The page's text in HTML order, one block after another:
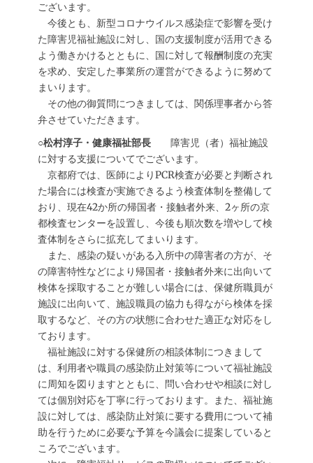
ございます。
今後とも、新型コロナウイルス感染症で影響を受け
た障害児福祉施設に対し、国の支援制度が活用できる
よう働きかけるとともに、国に対して報酬制度の充実
を求め、安定した事業所の運営ができるように努めて
まいります。
その他の御質問につきましては、関係理事者から答
弁させていただきます。
○松村淳子・健康福祉部長 障害児（者）福祉施設
に対する支援についてでございます。
京都府では、医師によりPCR検査が必要と判断され
た場合には検査が実施できるよう検査体制を整備して
おり、現在42か所の帰国者・接触者外来、2ヶ所の京
都検査センターを設置し、今後も順次数を増やして検
査体制をさらに拡充してまいります。
また、感染の疑いがある入所中の障害者の方が、そ
の障害特性などにより帰国者・接触者外来に出向いて
検体を採取することが難しい場合には、保健所職員が
施設に出向いて、施設職員の協力も得ながら検体を採
取するなど、その方の状態に合わせた適正な対応をし
ております。
福祉施設に対する保健所の相談体制につきまして
は、利用者や職員の感染防止対策等について福祉施設
に周知を図りますとともに、問い合わせや相談に対し
ては個別対応を丁寧に行っております。また、福祉施
設に対しては、感染防止対策に要する費用について補
助を行うために必要な予算を今議会に提案していると
ころでございます。